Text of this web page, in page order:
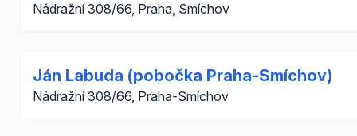
Nádražní 308/66, Praha, Smíchov
Ján Labuda (pobočka Praha-Smíchov)
Nádražní 308/66, Praha-Smíchov